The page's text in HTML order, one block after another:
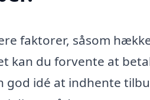
faktorer, såsom
kan du forvente at
god idé at indhente